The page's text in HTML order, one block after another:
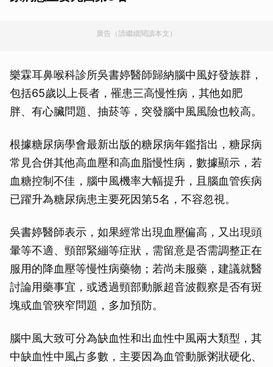
廣告（請繼續閱讀本文）
樂霖耳鼻喉科診所吳書婷醫師歸納腦中風好發族群，
包括65歲以上長者，罹患三高慢性病，其他如肥
胖、有心臟問題、抽菸等，突發腦中風風險也較高。
根據糖尿病學會最新出版的糖尿病年鑑指出，糖尿病
常見合併其他高血壓和高血脂慢性病，數據顯示，若
血糖控制不佳，腦中風機率大幅提升，且腦血管疾病
已躍升為糖尿病患主要死因第5名，不容忽視。
吳書婷醫師表示，如果經常出現血壓偏高，又出現頭
暈等不適、頸部緊繃等症狀，需留意是否需調整正在
服用的降血壓等慢性病藥物；若尚未服藥，建議就醫
討論用藥事宜，或透過頸部動脈超音波觀察是否有斑
塊或血管狹窄問題，多加預防。
腦中風大致可分為缺血性和出血性中風兩大類型，其
中缺血性中風占多數，主要因為血管動脈粥狀硬化、